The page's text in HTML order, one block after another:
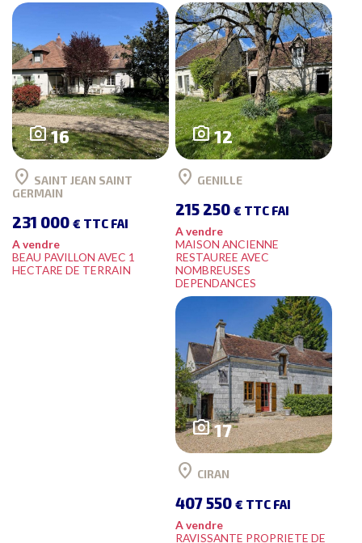
photo_camera16
location_on SAINT JEAN SAINT
GERMAIN
231 000€ TTC FAI
A vendre
BEAU PAVILLON AVEC 1
HECTARE DE TERRAIN
photo_camera12
location_on GENILLE
215 250€ TTC FAI
A vendre
MAISON ANCIENNE
RESTAUREE AVEC
NOMBREUSES
DEPENDANCES
photo_camera17
location_on CIRAN
407 550€ TTC FAI
A vendre
RAVISSANTE PROPRIETE DE